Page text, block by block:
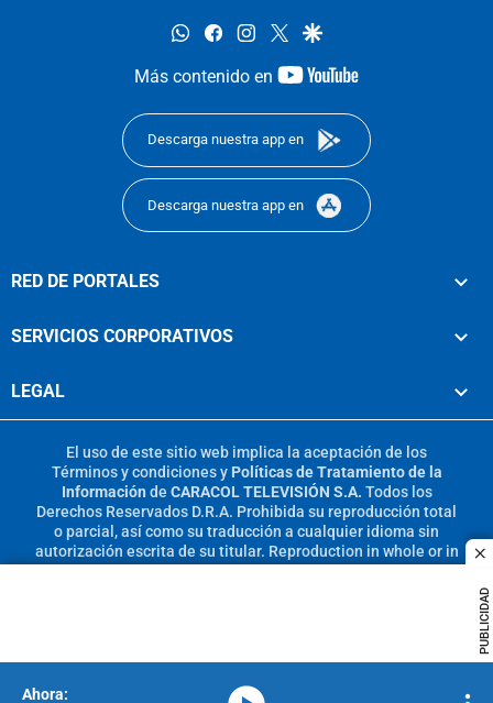
PUBLICIDAD
whatsappfacebookinstagram
twittergoogle
Más contenido en
youtube-
Descarga nuestra app en
Descarga nuestra app en
RED DE PORTALES
SERVICIOS CORPORATIVOS
LEGAL
El uso de este sitio web implica la aceptación de los
Términos y condicionesy Políticas de Tratamiento de la
Información de CARACOL TELEVISIÓN S.A. Todos los
Derechos Reservados D.R.A. Prohibida su reproducción total
o parcial, así como su traducción a cualquier idioma sin
autorización escrita de su titular. Reproduction in whole or in